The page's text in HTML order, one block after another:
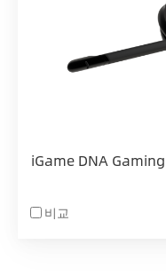
iGame DNA
비교